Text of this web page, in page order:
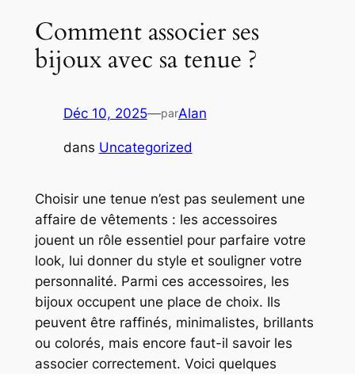
Comment associer ses
bijoux avec sa tenue ?
Déc 10, 2025—parAlan
dans Uncategorized
Choisir une tenue n’est pas seulement une
affaire de vêtements : les accessoires
jouent un rôle essentiel pour parfaire votre
look, lui donner du style et souligner votre
personnalité. Parmi ces accessoires, les
bijoux occupent une place de choix. Ils
peuvent être raffinés, minimalistes, brillants
ou colorés, mais encore faut-il savoir les
associer correctement. Voici quelques